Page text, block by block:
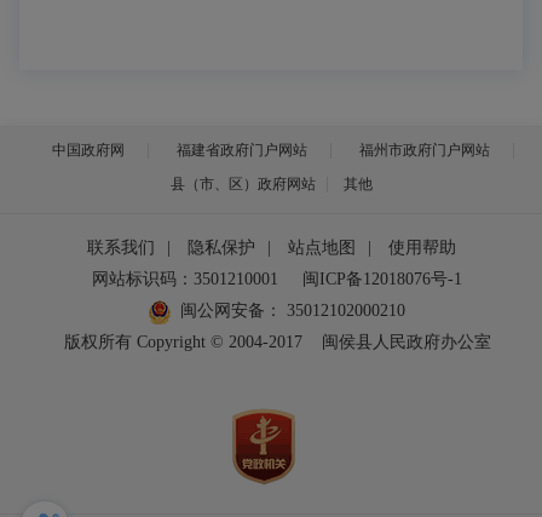
中国政府网 福建省政府门户网站
福州市政府门户网站
县（市、区）政府网站
其他
联系我们 隐私保护 站点地图
使用帮助
网站标识码：3501210001
闽ICP备12018076号-1
闽公网安备：
35012102000210
版权所有 Copyright © 2004-2017
闽侯县人民政府办公室